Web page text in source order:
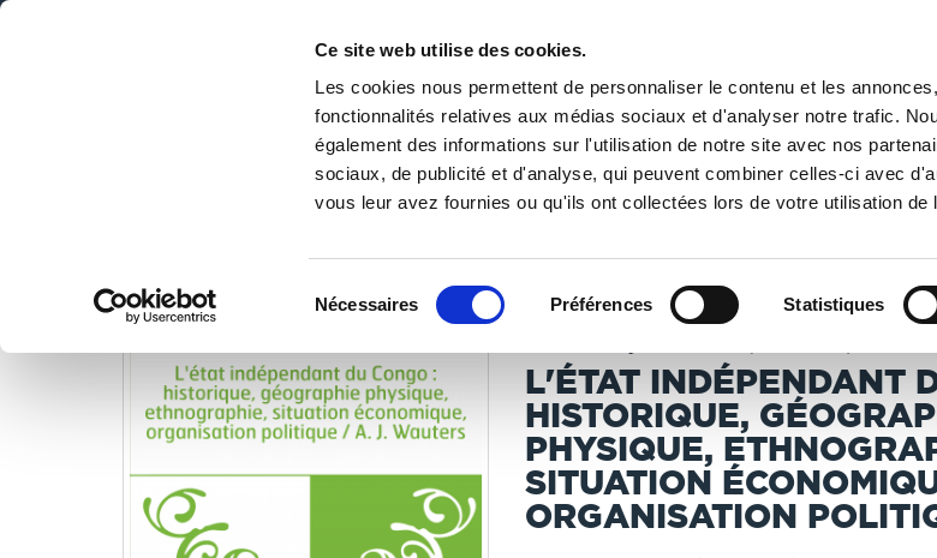
Ce site web utilise des cookies.
Les cookies nous permettent de personnaliser le contenu et les
fonctionnalités relatives aux médias sociaux et d'analyser notre trafic.
également des informations sur l'utilisation de notre site avec nos
sociaux, de publicité et d'analyse, qui peuvent combiner celles-ci avec
vous leur avez fournies ou qu'ils ont collectées lors de votre utilisation de
Nécessaires Préférences Statistiques
DE LA PAGE BLANCHE... AU BEST SELLER
PUBLIER UN LIVRE
/ Libres de droits / Bibliothèque Nationale de France / L'état indépendant du Congo :
L'ÉTAT INDÉPENDANT
HISTORIQUE,
PHYSIQUE,
SITUATION
ORGANISATION